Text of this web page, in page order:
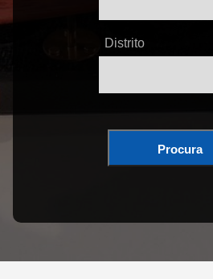
Distrito
Procura